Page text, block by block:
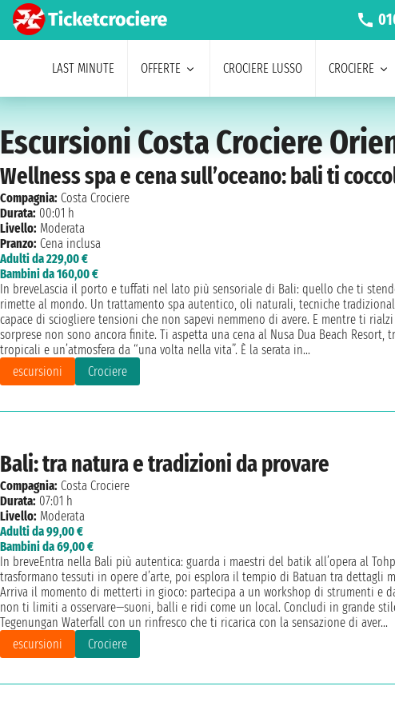
LAST MINUTE OFFERTE CROCIERE LUSSO CROCIERE
Escursioni Costa Crociere
Wellness spa e cena sull’oceano: bali ti
Compagnia: Costa Crociere
Durata: 00:01 h
Livello: Moderata
Pranzo: Cena inclusa
Adulti da 229,00 €
Bambini da 160,00 €
In breveLascia il porto e tuffati nel lato più sensoriale di Bali: quello che ti
rimette al mondo. Un trattamento spa autentico, oli naturali, tecniche
capace di sciogliere tensioni che non sapevi nemmeno di avere. E mentre ti
sorprese non sono ancora finite. Ti aspetta una cena al Nusa Dua Beach Resort,
tropicali e un’atmosfera da “una volta nella vita”. È la serata in...
escursioni
Crociere
Bali: tra natura e tradizioni da provare
Compagnia: Costa Crociere
Durata: 07:01 h
Livello: Moderata
Adulti da 99,00 €
Bambini da 69,00 €
In breveEntra nella Bali più autentica: guarda i maestri del batik all’opera al
trasformano tessuti in opere d’arte, poi esplora il tempio di Batuan tra dettagli
Arriva il momento di metterti in gioco: partecipa a un workshop di strumenti e
non ti limiti a osservare—suoni, balli e ridi come un local. Concludi in grande
Tegenungan Waterfall con un rinfresco che ti ricarica con la sensazione di aver...
escursioni
Crociere